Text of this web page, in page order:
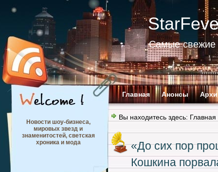
Самые свежие
Главная Анонсы
Новости шоу-бизнеса,
мировых звезд и
знаменитостей, светская
хроника и мода
Вы находитесь здесь: Главная
«До сих пор
Кошкина